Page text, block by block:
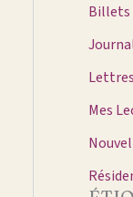
Billets
Mes